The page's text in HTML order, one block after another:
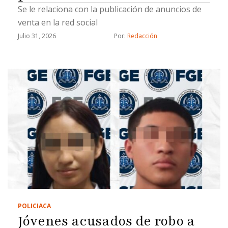
Se le relaciona con la publicación de anuncios de
venta en la red social
Julio 31, 2026 Por: Redacción
POLICIACA
Jóvenes acusados de robo a